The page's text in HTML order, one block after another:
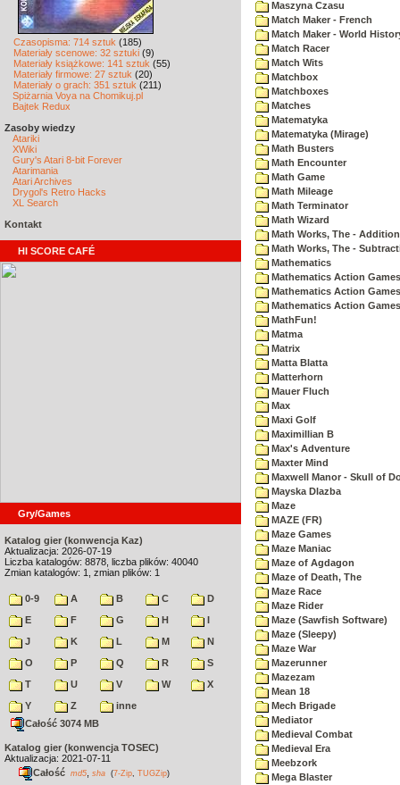
Czasopisma: 714 sztuk (185)
Materiały scenowe: 32 sztuki (9)
Materiały książkowe: 141 sztuk (55)
Materiały firmowe: 27 sztuk (20)
Materiały o grach: 351 sztuk (211)
Spiżarnia Voya na Chomikuj.pl
Bajtek Redux
Zasoby wiedzy
Atariki
XWiki
Gury's Atari 8-bit Forever
Atarimania
Atari Archives
Drygol's Retro Hacks
XL Search
Kontakt
HI SCORE CAFÉ
Gry/Games
Katalog gier (konwencja Kaz)
Aktualizacja: 2026-07-19
Liczba katalogów: 8878, liczba plików: 40040
Zmian katalogów: 1, zmian plików: 1
0-9 A B C
D
E
F G H
I
J
K L M
N
O
P Q R
S
T
U V W
X
Y
Z
inne
Całość 3074 MB
Katalog gier (konwencja TOSEC)
Aktualizacja: 2021-07-11
Całość md5 sha (7-Zip TUGZip)
Maszyna Czasu
Match Maker - French
Match Maker - World
Match Racer
Match Wits
Matchbox
Matchboxes
Matches
Matematyka
Matematyka (Mirage)
Math Busters
Math Encounter
Math Game
Math Mileage
Math Terminator
Math Wizard
Math Works, The - Addition
Math Works, The -
Mathematics
Mathematics Action
Mathematics Action
Mathematics Action
MathFun!
Matma
Matrix
Matta Blatta
Matterhorn
Mauer Fluch
Max
Maxi Golf
Maximillian B
Max's Adventure
Maxter Mind
Maxwell Manor - Skull of
Mayska Dlazba
Maze
MAZE (FR)
Maze Games
Maze Maniac
Maze of Agdagon
Maze of Death, The
Maze Race
Maze Rider
Maze (Sawfish Software)
Maze (Sleepy)
Maze War
Mazerunner
Mazezam
Mean 18
Mech Brigade
Mediator
Medieval Combat
Medieval Era
Meebzork
Mega Blaster